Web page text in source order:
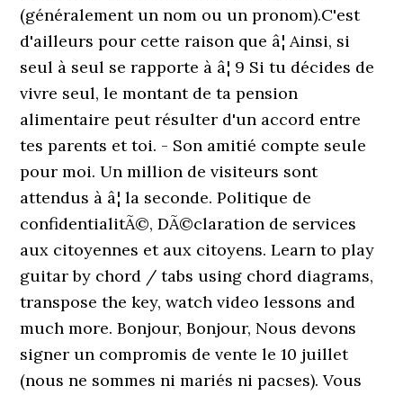
(généralement un nom ou un pronom).C'est
d'ailleurs pour cette raison que â¦ Ainsi, si
seul à seul se rapporte à â¦ 9 Si tu décides de
vivre seul, le montant de ta pension
alimentaire peut résulter d'un accord entre
tes parents et toi. - Son amitié compte seule
pour moi. Un million de visiteurs sont
attendus à â¦ la seconde. Politique de
confidentialitÃ©, DÃ©claration de services
aux citoyennes et aux citoyens. Learn to play
guitar by chord / tabs using chord diagrams,
transpose the key, watch video lessons and
much more. Bonjour, Bonjour, Nous devons
signer un compromis de vente le 10 juillet
(nous ne sommes ni mariés ni pacses). Vous